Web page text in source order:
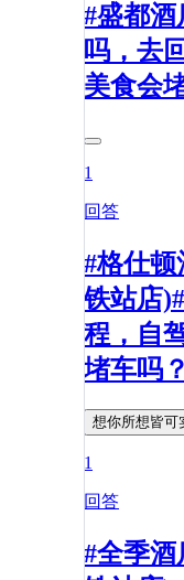
#盛都
吗，去
美食会
1
回答
#格仕
铁站店
程，自
堵车吗？
想你所想皆可
1
回答
#全季